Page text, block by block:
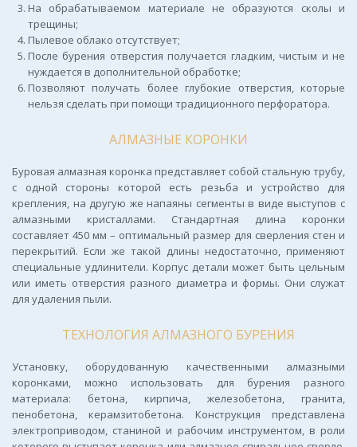
На обрабатываемом материале не образуются сколы и
трещины;
Пылевое облако отсутствует;
После бурения отверстия получается гладким, чистым и не
нуждается в дополнительной обработке;
Позволяют получать более глубокие отверстия, которые
нельзя сделать при помощи традиционного перфоратора.
АЛМАЗНЫЕ КОРОНКИ
Буровая алмазная коронка представляет собой стальную трубу,
с одной стороны которой есть резьба и устройство для
крепления, на другую же напаяны сегменты в виде выступов с
алмазными кристаллами. Стандартная длина коронки
составляет 450 мм – оптимальный размер для сверления стен и
перекрытий. Если же такой длины недостаточно, применяют
специальные удлинители. Корпус детали может быть цельным
или иметь отверстия разного диаметра и формы. Они служат
для удаления пыли.
ТЕХНОЛОГИЯ АЛМАЗНОГО БУРЕНИЯ
Установку, оборудованную качественными алмазными
коронками, можно использовать для бурения разного
материала: бетона, кирпича, железобетона, гранита,
пенобетона, керамзитобетона. Конструкция представлена
электроприводом, станиной и рабочим инструментом, в роли